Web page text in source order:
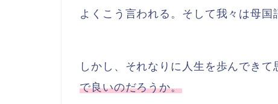
よくこう言われる。そして我々は母国
しかし、それなりに人生を歩んできて
で良いのだろうか。